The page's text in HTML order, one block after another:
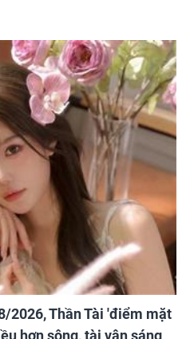
2026, Thần Tài 'điểm mặt